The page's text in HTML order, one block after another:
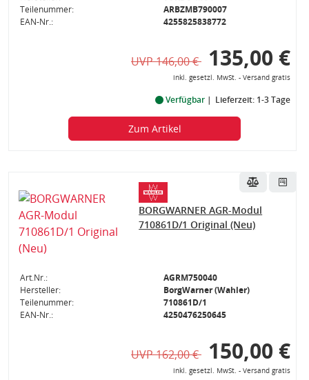
Teilenummer:
ARBZMB790007
EAN-Nr.:
4255825838772
UVP 146,00 € 135,00 €
inkl. gesetzl. MwSt. - Versand gratis
Verfügbar Lieferzeit: 1-3 Tage
Zum Artikel
BORGWARNER AGR-Modul
710861D/1 Original (Neu)
Art.Nr.:
AGRM750040
Hersteller:
BorgWarner (Wahler)
Teilenummer:
710861D/1
EAN-Nr.:
4250476250645
UVP 162,00 € 150,00 €
inkl. gesetzl. MwSt. - Versand gratis